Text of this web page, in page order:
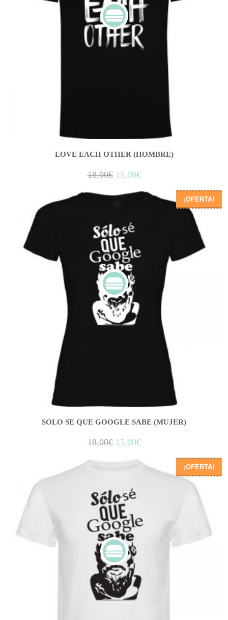
LOVE EACH OTHER (HOMBRE)
18,00€ 15,00€
¡OFERTA!
SOLO SE QUE GOOGLE SABE (MUJER)
18,00€ 15,00€
¡OFERTA!